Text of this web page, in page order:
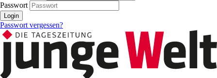
Passwort
Login
Passwort vergessen?